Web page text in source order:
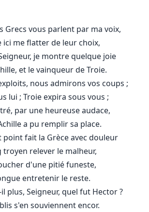
Grecs vous parlent par ma voix,
ici me flatter de leur choix,
je montre quelque joie
et le vainqueur de Troie.
nous admirons vos coups ;
lui ; Troie expira sous vous ;
par une heureuse audace,
a pu remplir sa place.
point fait la Grèce avec douleur
troyen relever le malheur,
d'une pitié funeste,
entretenir le reste.
plus, Seigneur, quel fut Hector ?
s'en souviennent encor.